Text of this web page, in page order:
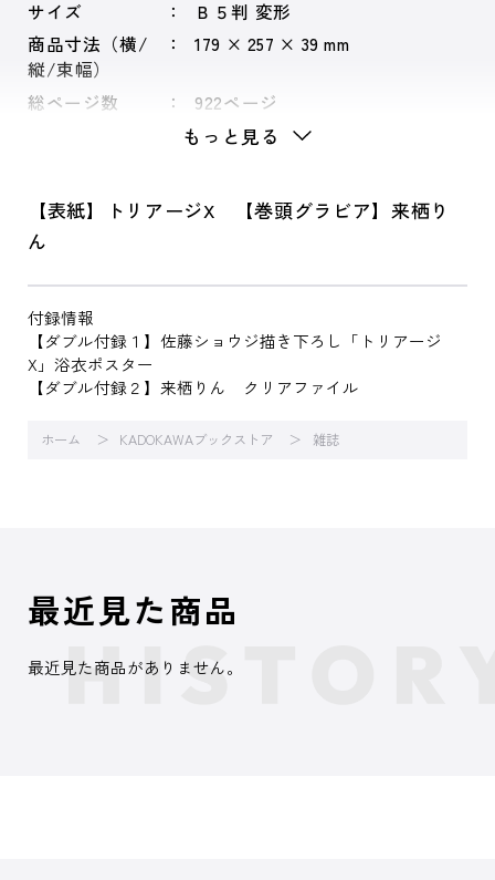
サイズ
Ｂ５判 変形
商品寸法（横/
縦/束幅）
179 × 257 × 39 mm
総ページ数 922ページ
もっと見る
【表紙】トリアージX 【巻頭グラビア】来栖り
ん
付録情報
【ダブル付録１】佐藤ショウジ描き下ろし「トリアージ
X」浴衣ポスター
【ダブル付録２】来栖りん クリアファイル
ホーム KADOKAWAブックストア 雑誌
最近見た商品
最近見た商品がありません。